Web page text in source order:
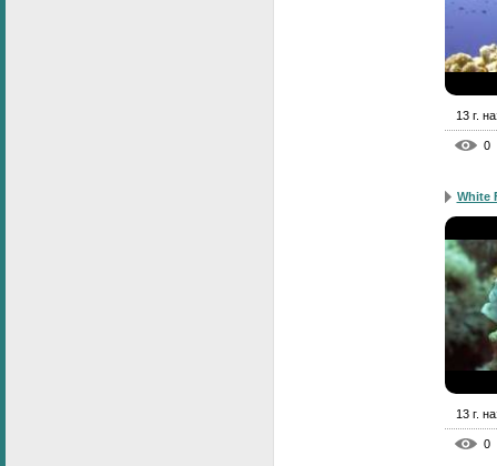
13 г.
0
White
13 г.
0